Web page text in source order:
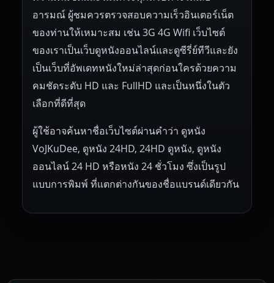
อารมณ์ ผู้ชมควรตรวจสอบความเร็วอินเตอร์เน็ต
ของท่านให้เหมาะสม เช่น 3G 4G Wifi เว็บไซต์
ของเราเป็นเว็บดูหนังออนไลน์และดูซีรี่ย์ทีวีและยัง
เป็นเว็บที่อัพเดทหนังใหม่ล่าสุดก่อนใครด้วยความ
คมชัดระดับ HD และ FullHD และเป็นหนึ่งในตัว
เลือกที่ดีที่สุด
ผู้ใช้อาจค้นหาชื่อเว็บไซต์ผ่านคำว่า ดูหนัง
VoJKuDee, ดูหนัง 24HD, 24HD ดูหนัง, ดูหนัง
ออนไลน์ 24 HD หรือหนัง 24 ชั่วโมง ซึ่งเป็นรูป
แบบการพิมพ์ ที่แตกต่างกันของชื่อแบรนด์เดียวกัน